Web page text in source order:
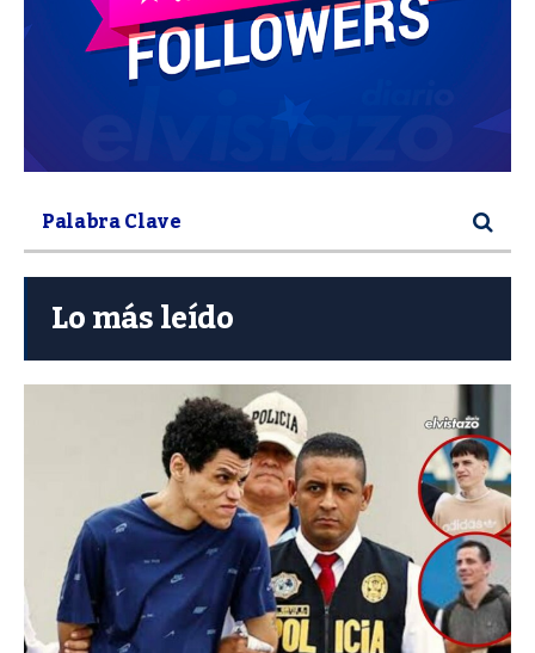
Lo más leído